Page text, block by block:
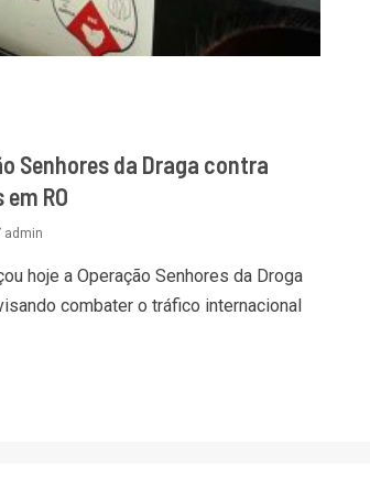
Senhores da Draga contra
RO
admin
hoje a Operação Senhores da Droga
combater o tráfico internacional